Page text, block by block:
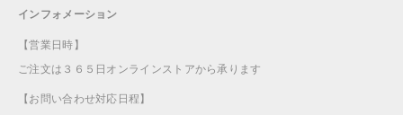
インフォメーション
【営業日時】
ご注文は３６５日オンラインストアから承ります
【お問い合わせ対応日程】